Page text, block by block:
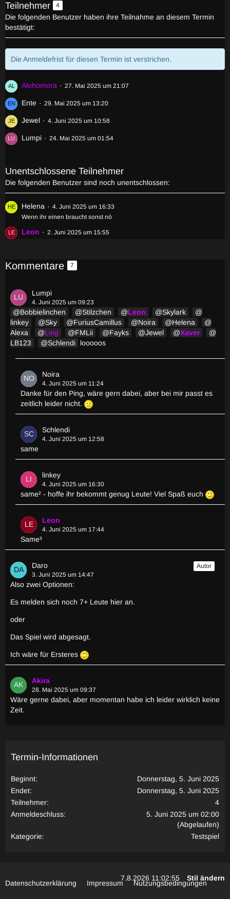
Teilnehmer 4
Die folgenden Benutzer haben ihre Teilnahme an diesem Termin
bestätigt:
Die Anmeldefrist für diesen Termin ist verstrichen.
Alohomora 27. Mai 2025 um 21:07
Ente 29. Mai 2025 um 13:20
Jewel 4. Juni 2025 um 10:58
Lumpi 24. Mai 2025 um 01:54
Unentschlossene Teilnehmer
Die folgenden Benutzer sind noch unentschlossen:
Helena
4. Juni 2025 um 16:33
Wenn ihr einen braucht sonst nö
Leon 2. Juni 2025 um 15:55
Kommentare 7
Lumpi
4. Juni 2025 um 09:23
Bobbielinchen Stilzchen Leon
Skylark
linkey
Sky FuriusCamillus Noira
Helena
Alexa
Ling FMLii Fayks Jewel
Xaver
LB123
Schlendi looooos
Noira
4. Juni 2025 um 11:24
Danke für den Ping, wäre gern dabei, aber bei mir passt es
zeitlich leider nicht.
Schlendi
4. Juni 2025 um 12:58
same
linkey
4. Juni 2025 um 16:30
same² - hoffe ihr bekommt genug Leute! Viel Spaß euch
Leon
4. Juni 2025 um 17:44
Same³
Daro
3. Juni 2025 um 14:47
Autor
Also zwei Optionen:
Es melden sich noch 7+ Leute hier an.
oder
Das Spiel wird abgesagt.
Ich wäre für Ersteres
Akira
28. Mai 2025 um 09:37
Wäre gerne dabei, aber momentan habe ich leider wirklich keine
Zeit.
Termin-Informationen
Beginnt
Donnerstag, 5. Juni 2025
Endet
Donnerstag, 5. Juni 2025
Teilnehmer
4
Anmeldeschluss
5. Juni 2025 um 02:00
(Abgelaufen)
Kategorie
Testspiel
7.8.2026 11:02:56 Stil ändern
Datenschutzerklärung Impressum Nutzungsbedingungen